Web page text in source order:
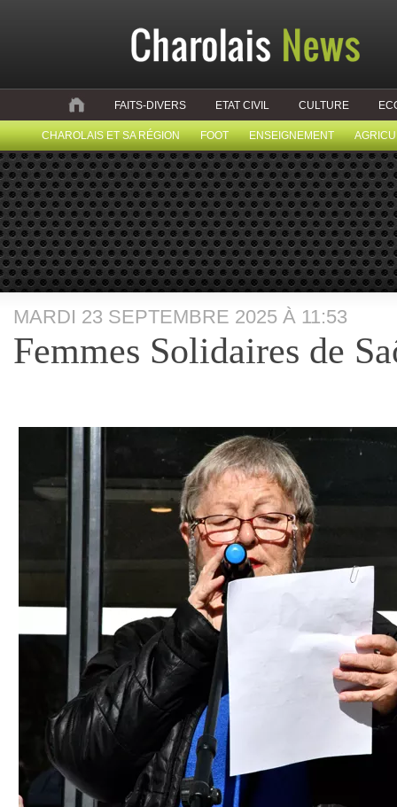
FAITS-DIVERS ETAT CIVIL CULTURE
CHAROLAIS ET SA RÉGION FOOT ENSEIGNEMENT
MARDI 23 SEPTEMBRE 2025 À 11:53
Femmes Solidaires de